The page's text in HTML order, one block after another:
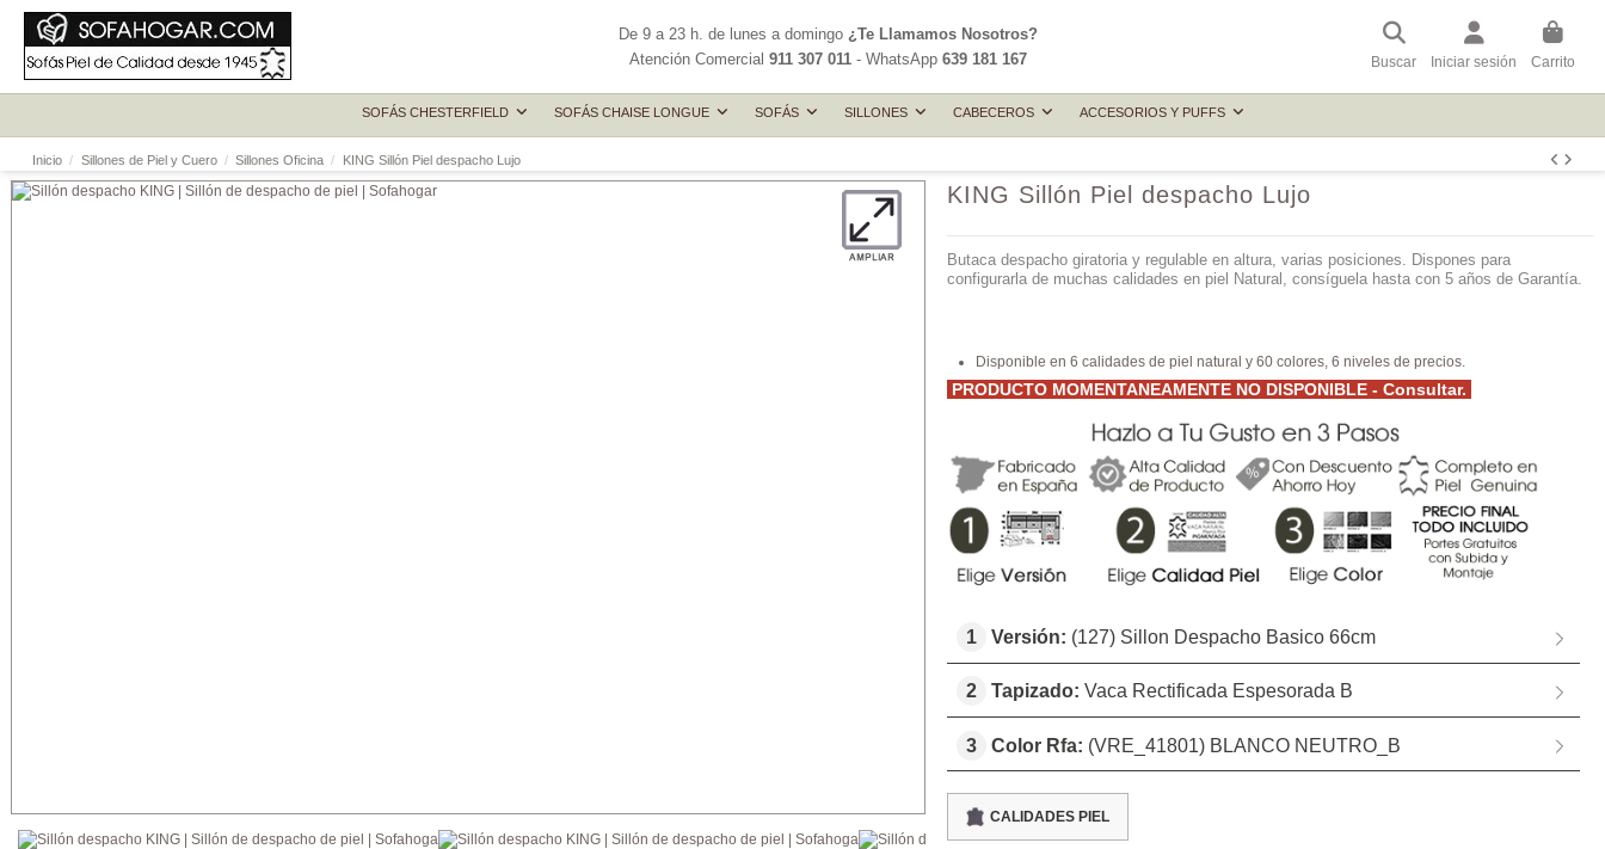
De 9 a 23 h. de lunes a domingo ¿Te Llamamos Nosotros?
Atención Comercial 911 307 011- WhatsApp 639 181 167 Buscar Iniciar sesión Carrito
SOFÁS CHESTERFIELD SOFÁS CHAISE LONGUE SOFÁS SILLONES CABECEROS ACCESORIOS Y PUFFS
Inicio Sillones de Piel y Cuero Sillones Oficina KING Sillón Piel despacho Lujo
KING Sillón Piel despacho Lujo
Butaca despacho giratoria y regulable en altura, varias posiciones. Dispones para
configurarla de muchas calidades en piel Natural, consíguela hasta con 5 años de Garantía.
Disponible en 6 calidades de piel natural y 60 colores, 6 niveles de precios.
PRODUCTO MOMENTANEAMENTE NO DISPONIBLE - Consultar.
1 Versión: (127) Sillon Despacho Basico 66cm
2 Tapizado: Vaca Rectificada Espesorada B
3 Color Rfa: (VRE_41801) BLANCO NEUTRO_B
CALIDADES PIEL